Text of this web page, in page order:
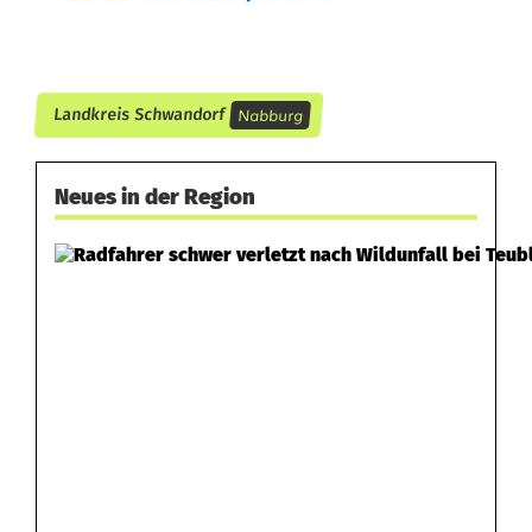
Landkreis Schwandorf Nabburg
Neues in der Region